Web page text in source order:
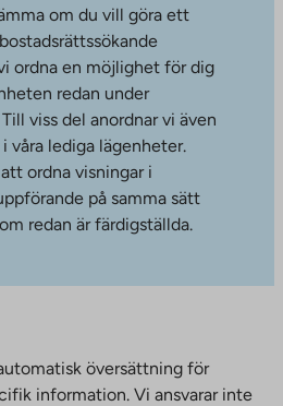
om du vill göra ett
ordna en möjlighet för dig
redan under
viss del anordnar vi även
våra lediga lägenheter.
ordna visningar i
på samma sätt
redan är färdigställda.
översättning för
information. Vi ansvarar inte